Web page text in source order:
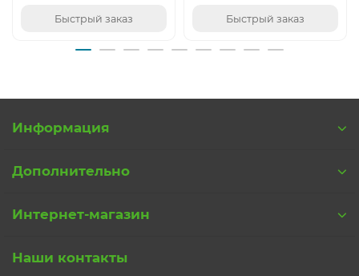
Быстрый заказ Быстрый заказ
Информация
Дополнительно
Интернет-магазин
Наши контакты